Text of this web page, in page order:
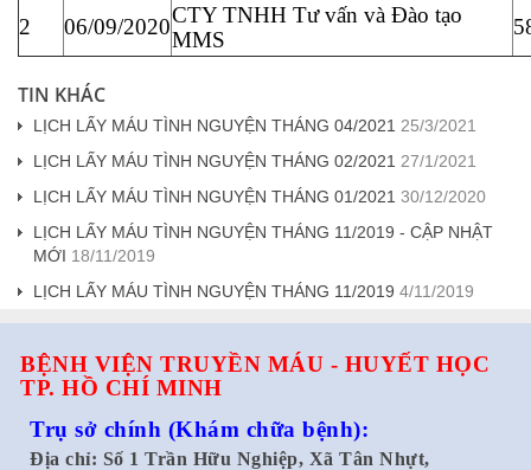
2 06/09/2020CTY TNHH Tư vấn và Đào tạo
MMS
TIN KHÁC
LỊCH LẤY MÁU TÌNH NGUYỆN THÁNG 04/2021 25/3/2021
LỊCH LẤY MÁU TÌNH NGUYỆN THÁNG 02/2021 27/1/2021
LỊCH LẤY MÁU TÌNH NGUYỆN THÁNG 01/2021 30/12/2020
LỊCH LẤY MÁU TÌNH NGUYỆN THÁNG 11/2019 - CẬP NHẬT
MỚI 18/11/2019
LỊCH LẤY MÁU TÌNH NGUYỆN THÁNG 11/2019 4/11/2019
BỆNH VIỆN TRUYỀN MÁU - HUYẾT HỌC
TP. HỒ CHÍ MINH
Trụ sở chính (Khám chữa bệnh):
Địa chỉ: Số 1 Trần Hữu Nghiệp, Xã Tân Nhựt,